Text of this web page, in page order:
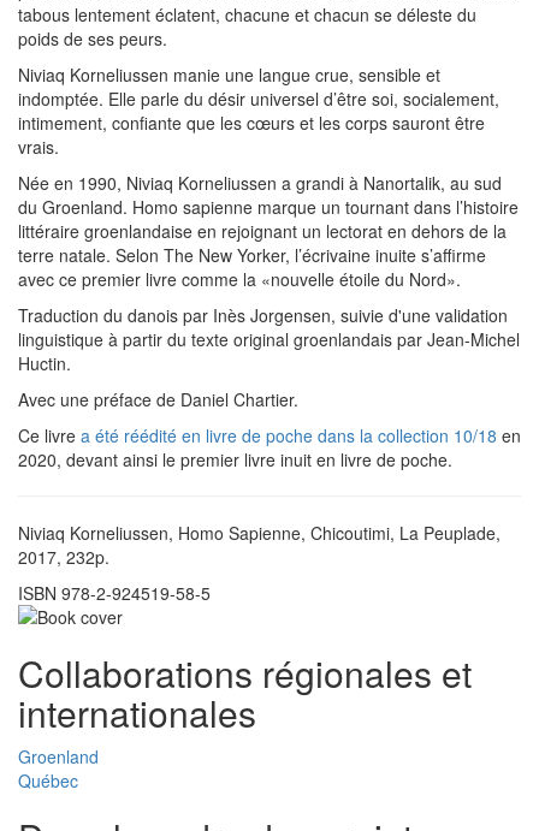
tabous lentement éclatent, chacune et chacun se déleste du
poids de ses peurs.
Niviaq Korneliussen manie une langue crue, sensible et
indomptée. Elle parle du désir universel d’être soi, socialement,
intimement, confiante que les cœurs et les corps sauront être
vrais.
Née en 1990, Niviaq Korneliussen a grandi à Nanortalik, au sud
du Groenland. Homo sapienne marque un tournant dans l’histoire
littéraire groenlandaise en rejoignant un lectorat en dehors de la
terre natale. Selon The New Yorker, l’écrivaine inuite s’affirme
avec ce premier livre comme la «nouvelle étoile du Nord».
Traduction du danois par Inès Jorgensen, suivie d'une validation
linguistique à partir du texte original groenlandais par Jean-Michel
Huctin.
Avec une préface de Daniel Chartier.
Ce livre a été réédité en livre de poche dans la collection 10/18 en
2020, devant ainsi le premier livre inuit en livre de poche.
Niviaq Korneliussen, Homo Sapienne, Chicoutimi, La Peuplade,
2017, 232p.
ISBN 978-2-924519-58-5
Collaborations régionales et
internationales
Groenland
Québec